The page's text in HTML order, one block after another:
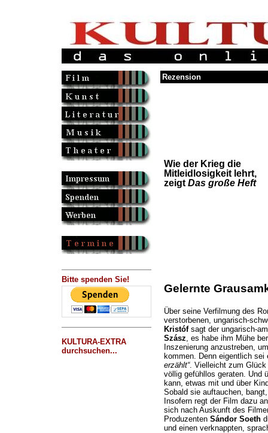
Bitte spenden Sie!
KULTURA-EXTRA
durchsuchen...
Rezension
Wie der Krieg die
Mitleidlosigkeit lehrt,
zeigt Das große Heft
Gelernte
Über seine Verfilmung des
verstorbenen, ungarisch-
Kristófsagt der ungarisch-
Szász, es habe ihm Mühe
Inszenierung anzustreben,
kommen. Denn eigentlich sei
erzählt“. Vielleicht zum
völlig gefühllos geraten. Und
kann, etwas mit und über
Sobald sie auftauchen,
Insofern regt der Film dazu
sich nach Auskunft des
Produzenten Sándor Soeth
und einen verknappten,